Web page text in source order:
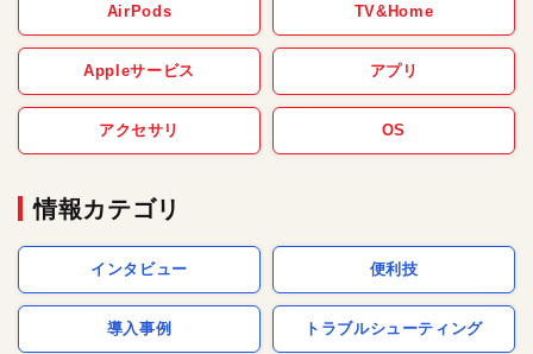
AirPods TV&Home
Appleサービス アプリ
アクセサリ OS
情報カテゴリ
インタビュー 便利技
導入事例 トラブルシューティング